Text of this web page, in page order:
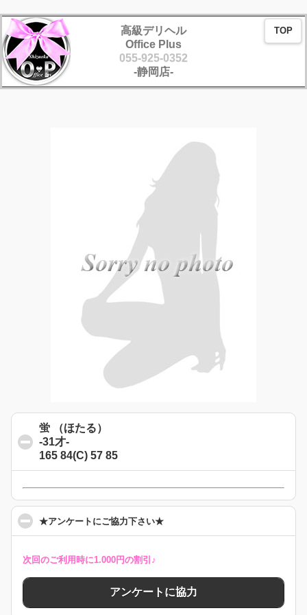
高級デリヘル
Office Plus
055-925-0352
-静岡店-
TOP
蛍 （ほたる）
-31才-
165 84(C) 57 85
click to collapse contents
★アンケートにご協力下さい★
次回のご利用時に1.000円の割引♪
アンケートに協力
Copyright2015
Office Plus
All rights reserved